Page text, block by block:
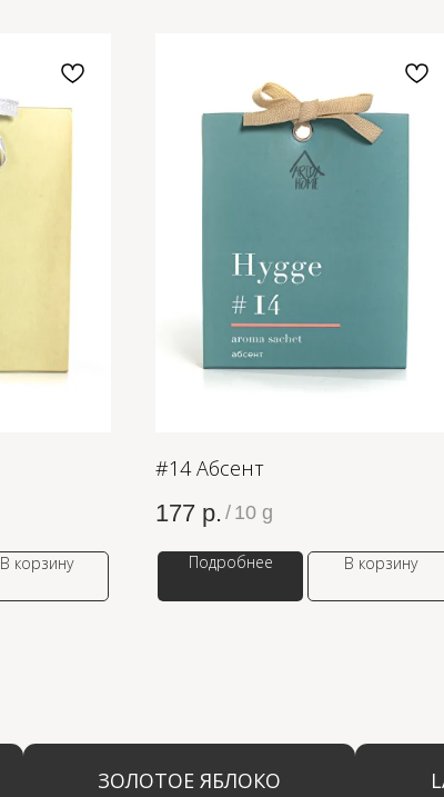
В корзину
#14 Абсент
177 р. / 10 g
Подробнее В корзину
ЗОЛОТОЕ ЯБЛОКО LAMODA